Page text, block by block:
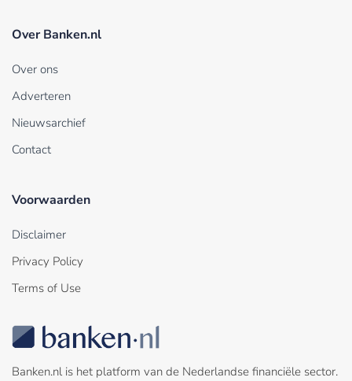
Over Banken.nl
Over ons
Adverteren
Nieuwsarchief
Contact
Voorwaarden
Disclaimer
Privacy Policy
Terms of Use
Banken.nl is het platform van de Nederlandse financiële sector.